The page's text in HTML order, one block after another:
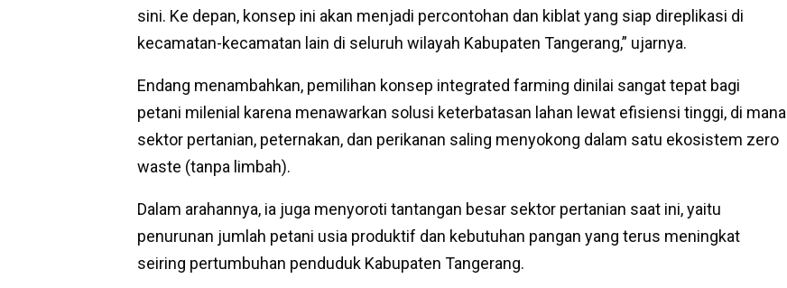
sini. Ke depan, konsep ini akan menjadi percontohan dan kiblat yang siap direplikasi di
kecamatan-kecamatan lain di seluruh wilayah Kabupaten Tangerang,” ujarnya.
Endang menambahkan, pemilihan konsep integrated farming dinilai sangat tepat bagi
petani milenial karena menawarkan solusi keterbatasan lahan lewat efisiensi tinggi, di mana
sektor pertanian, peternakan, dan perikanan saling menyokong dalam satu ekosistem zero
waste (tanpa limbah).
Dalam arahannya, ia juga menyoroti tantangan besar sektor pertanian saat ini, yaitu
penurunan jumlah petani usia produktif dan kebutuhan pangan yang terus meningkat
seiring pertumbuhan penduduk Kabupaten Tangerang.